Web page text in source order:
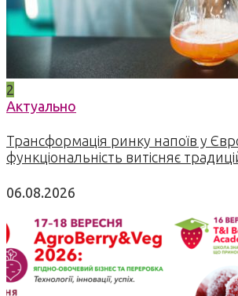
2
Актуально
Трансформація ринку напоїв у
функціональність витісняє
06.08.2026